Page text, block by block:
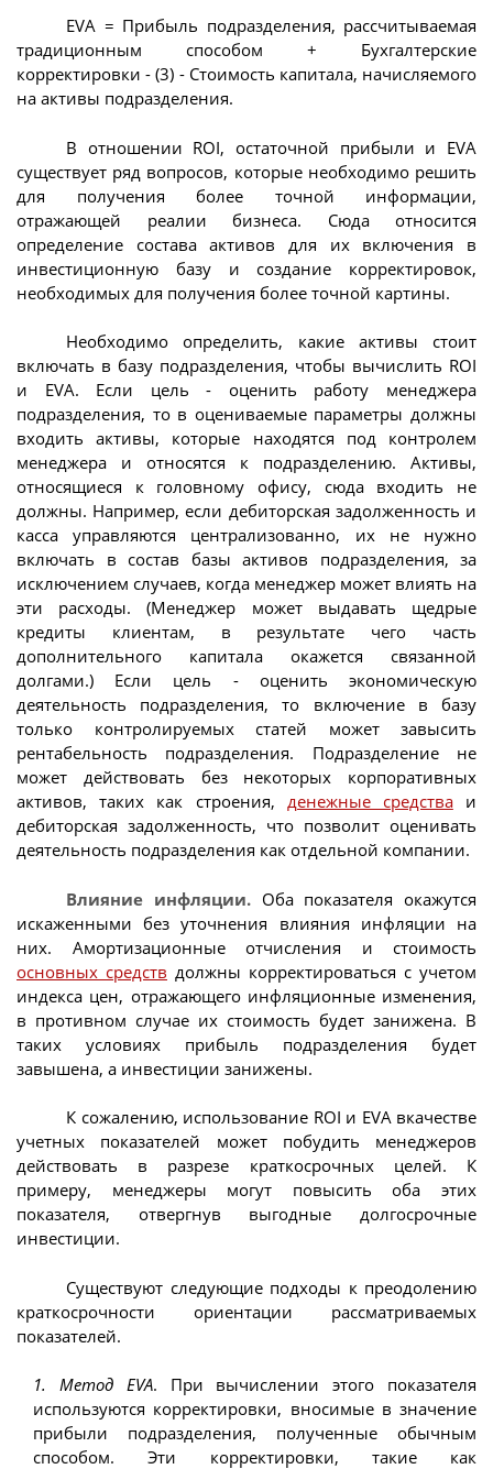
EVA = Прибыль подразделения, рассчитываемая
традиционным способом + Бухгалтерские
корректировки - (3) - Стоимость капитала, начисляемого
на активы подразделения.
В отношении ROI, остаточной прибыли и EVA
существует ряд вопросов, которые необходимо решить
для получения более точной информации,
отражающей реалии бизнеса. Сюда относится
определение состава активов для их включения в
инвестиционную базу и создание корректировок,
необходимых для получения более точной картины.
Необходимо определить, какие активы стоит
включать в базу подразделения, чтобы вычислить ROI
и EVA. Если цель - оценить работу менеджера
подразделения, то в оцениваемые параметры должны
входить активы, которые находятся под контролем
менеджера и относятся к подразделению. Активы,
относящиеся к головному офису, сюда входить не
должны. Например, если дебиторская задолженность и
касса управляются централизованно, их не нужно
включать в состав базы активов подразделения, за
исключением случаев, когда менеджер может влиять на
эти расходы. (Менеджер может выдавать щедрые
кредиты клиентам, в результате чего часть
дополнительного капитала окажется связанной
долгами.) Если цель - оценить экономическую
деятельность подразделения, то включение в базу
только контролируемых статей может завысить
рентабельность подразделения. Подразделение не
может действовать без некоторых корпоративных
активов, таких как строения, денежные средстваи
дебиторская задолженность, что позволит оценивать
деятельность подразделения как отдельной компании.
Влияние инфляции.Оба показателя окажутся
искаженными без уточнения влияния инфляции на
них. Амортизационные отчисления и стоимость
основных средств должны корректироваться с учетом
индекса цен, отражающего инфляционные изменения,
в противном случае их стоимость будет занижена. В
таких условиях прибыль подразделения будет
завышена, а инвестиции занижены.
К сожалению, использование ROI и EVA вкачестве
учетных показателей может побудить менеджеров
действовать в разрезе краткосрочных целей. К
примеру, менеджеры могут повысить оба этих
показателя, отвергнув выгодные долгосрочные
инвестиции.
Существуют следующие подходы к преодолению
краткосрочности ориентации рассматриваемых
показателей.
1. Метод EVA. При вычислении этого показателя
используются корректировки, вносимые в значение
прибыли подразделения, полученные обычным
способом. Эти корректировки, такие как